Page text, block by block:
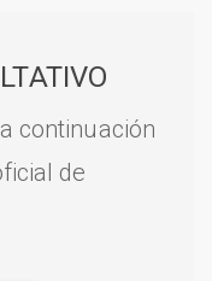
continuación
de